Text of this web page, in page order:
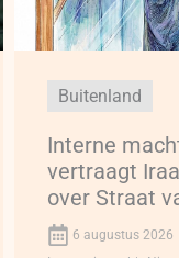
Buitenland
Interne
vertraagt
over Straat
6 augustus 2026